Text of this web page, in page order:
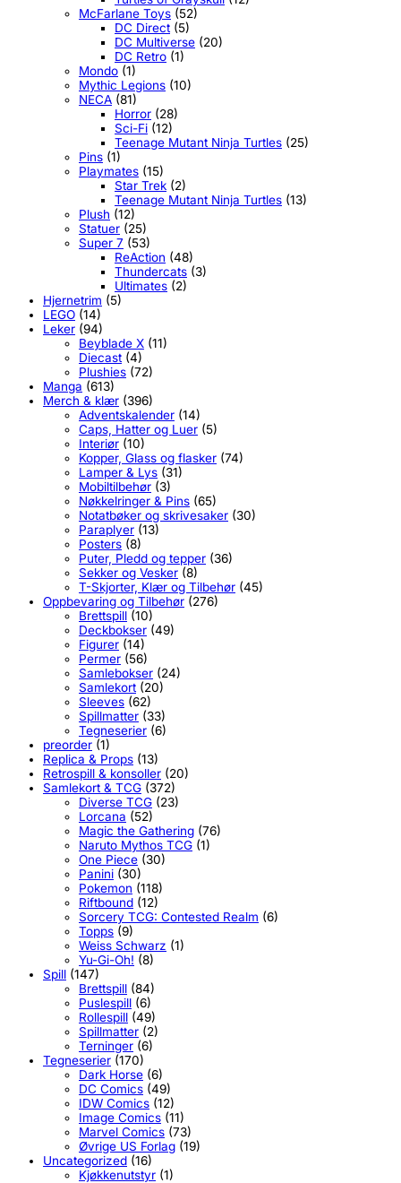
McFarlane Toys (52)
DC Direct (5)
DC Multiverse (20)
DC Retro (1)
Mondo (1)
Mythic Legions (10)
NECA (81)
Horror (28)
Sci-Fi (12)
Teenage Mutant Ninja Turtles (25)
Pins (1)
Playmates (15)
Star Trek (2)
Teenage Mutant Ninja Turtles (13)
Plush (12)
Statuer (25)
Super 7 (53)
ReAction (48)
Thundercats (3)
Ultimates (2)
Hjernetrim (5)
LEGO (14)
Leker (94)
Beyblade X (11)
Diecast (4)
Plushies (72)
Manga (613)
Merch & klær (396)
Adventskalender (14)
Caps, Hatter og Luer (5)
Interiør (10)
Kopper, Glass og flasker (74)
Lamper & Lys (31)
Mobiltilbehør (3)
Nøkkelringer & Pins (65)
Notatbøker og skrivesaker (30)
Paraplyer (13)
Posters (8)
Puter, Pledd og tepper (36)
Sekker og Vesker (8)
T-Skjorter, Klær og Tilbehør (45)
Oppbevaring og Tilbehør (276)
Brettspill (10)
Deckbokser (49)
Figurer (14)
Permer (56)
Samlebokser (24)
Samlekort (20)
Sleeves (62)
Spillmatter (33)
Tegneserier (6)
preorder (1)
Replica & Props (13)
Retrospill & konsoller (20)
Samlekort & TCG (372)
Diverse TCG (23)
Lorcana (52)
Magic the Gathering (76)
Naruto Mythos TCG (1)
One Piece (30)
Panini (30)
Pokemon (118)
Riftbound (12)
Sorcery TCG: Contested Realm (6)
Topps (9)
Weiss Schwarz (1)
Yu-Gi-Oh! (8)
Spill (147)
Brettspill (84)
Puslespill (6)
Rollespill (49)
Spillmatter (2)
Terninger (6)
Tegneserier (170)
Dark Horse (6)
DC Comics (49)
IDW Comics (12)
Image Comics (11)
Marvel Comics (73)
Øvrige US Forlag (19)
Uncategorized (16)
Kjøkkenutstyr (1)